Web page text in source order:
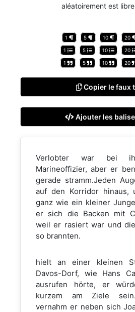
aléatoirement est
1 5 10 20
1 5 10 20
1 5 10 20
Copier le faux
Ajouter les
Verlobter war bei
Marineoffizier, aber er
gerade stramm.Jeden
auf den Korridor hinaus,
ganz wie ein kleiner
er sich die Backen mit
weil er rasiert war und
so brannten.
hielt an einer kleinen
Davos-Dorf, wie Hans
ausrufen hörte, er
kurzem am Ziele
vernahm er neben sich